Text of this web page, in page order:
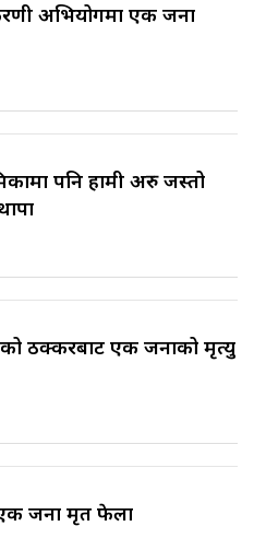
अभियोगमा एक जना
पनि हामी अरु जस्तो
ठक्करबाट एक जनाको मृत्यु
जना मृत फेला